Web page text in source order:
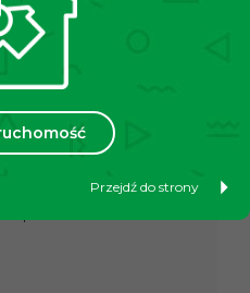
Przejdź do strony
nie stanowi oferty
Cywilnego.